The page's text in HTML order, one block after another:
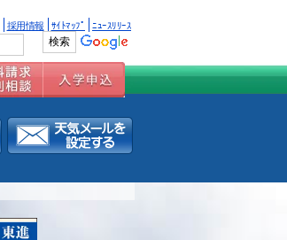
採用情報 ｻｲﾄﾏｯﾌﾟ ﾆｭｰｽﾘﾘｰｽ